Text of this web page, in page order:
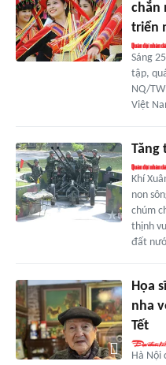
chắn
triển
Sáng
tập,
NQ/
Việt
Tăng
Khí
non
chúm
thịnh
đất
Họa
nha
Tết
Hà Nội